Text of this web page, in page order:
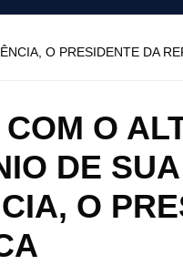
O PRESIDENTE DA
O
DE SUA
O